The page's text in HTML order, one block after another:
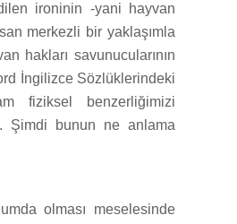
ironinin -yani hayvan
merkezli bir yaklaşımla
hakları savunucularının
İngilizce Sözlüklerindeki
fiziksel benzerliğimizi
Şimdi bunun ne anlama
olması meselesinde